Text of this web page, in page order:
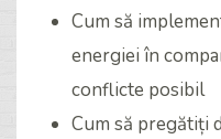
Cum să
energiei în
conflicte posibil
Cum să pregătiți